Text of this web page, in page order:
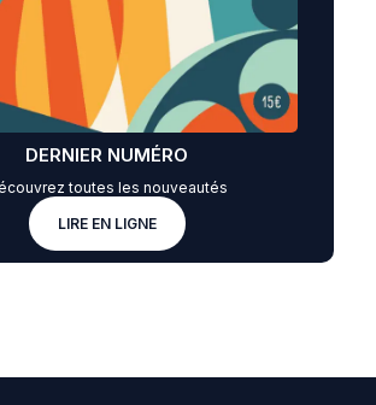
DERNIER NUMÉRO
toutes les nouveautés
LIRE EN LIGNE